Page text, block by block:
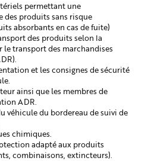
permettant une
des produits sans risque
absorbants en cas de fuite)
des produits selon la
transport des marchandises
et les consignes de sécurité
ainsi que les membres de
ADR.
véhicule du bordereau de suivi de
chimiques.
adapté aux produits
combinaisons, extincteurs).